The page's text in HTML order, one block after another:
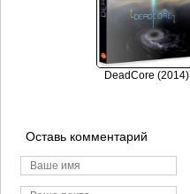
DeadCore (2014)
Оставь комментарий